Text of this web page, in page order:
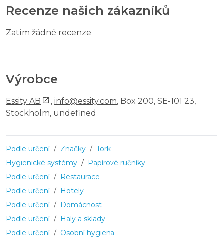
Recenze našich zákazníků
Zatím žádné recenze
Výrobce
Essity AB , info@essity.com, Box 200, SE-101 23,
Stockholm, undefined
Podle určení / Značky / Tork
Hygienické systémy / Papírové ručníky
Podle určení / Restaurace
Podle určení / Hotely
Podle určení / Domácnost
Podle určení / Haly a sklady
Podle určení / Osobní hygiena